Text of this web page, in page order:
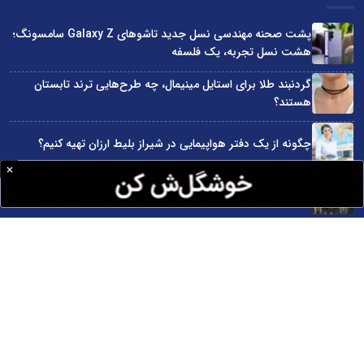
پشت صحنه مهندسی نسل جدید تاشوهای Galaxy Z سامسونگ؛
هشت نسل تجربه، یک فلسفه
گردنبند طلا برای استایل مینیمال، چه طرح‌هایی ترند تابستان
هستند؟
چگونه از یک دفتر هواپیمایی در شیراز بلیط ارزان تهیه کنیم؟
پایه‌گذاری کنسرسیوم صادرات محصولات چرمی